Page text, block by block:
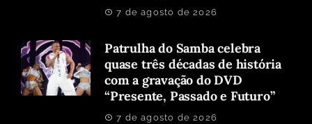
7 de agosto de 2026
Patrulha do Samba celebra
quase três décadas de história
com a gravação do DVD
“Presente, Passado e Futuro”
7 de agosto de 2026